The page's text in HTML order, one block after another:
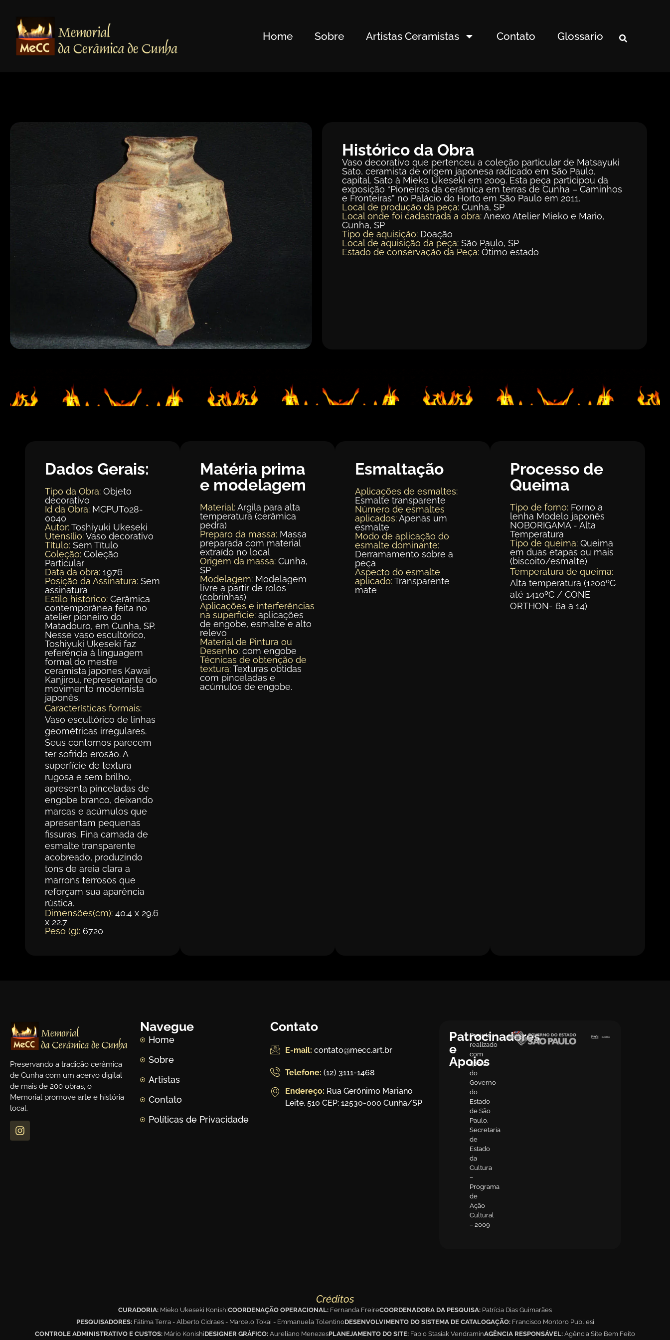
Home Sobre Artistas Ceramistas Contato Glossario
Histórico da Obra
Vaso decorativo que pertenceu a coleção particular de Matsayuki
Sato, ceramista de origem japonesa radicado em São Paulo,
capital. Sato à Mieko Ukeseki em 2009. Esta peça participou da
exposição “Pioneiros da cerâmica em terras de Cunha – Caminhos
e Fronteiras” no Palácio do Horto em São Paulo em 2011.
Local de produção da peça:Cunha, SP
Local onde foi cadastrada a obra:Anexo Atelier Mieko e Mario,
Cunha, SP
Tipo de aquisição:Doação
Local de aquisição da peça:São Paulo, SP
Estado de conservação da Peça:Ótimo estado
Dados Gerais:
Tipo da Obra: Objeto
decorativo
Id da Obra: MCPUT028-
0040
Autor:Toshiyuki Ukeseki
Utensílio:Vaso decorativo
Título: Sem Título
Coleção: Coleção
Particular
Data da obra: 1976
Posição da Assinatura: Sem
assinatura
Estilo histórico: Cerâmica
contemporânea feita no
atelier pioneiro do
Matadouro, em Cunha, SP.
Nesse vaso escultórico,
Toshiyuki Ukeseki faz
referência à linguagem
formal do mestre
ceramista japones Kawai
Kanjirou, representante do
movimento modernista
japonês.
Características formais:
Vaso escultórico de linhas
geométricas irregulares.
Seus contornos parecem
ter sofrido erosão. A
superfície de textura
rugosa e sem brilho,
apresenta pinceladas de
engobe branco, deixando
marcas e acúmulos que
apresentam pequenas
fissuras. Fina camada de
esmalte transparente
acobreado, produzindo
tons de areia clara a
marrons terrosos que
reforçam sua aparência
rústica.
Dimensões(cm): 40.4 x 29.6
x 22.7
Peso (g): 6720
Matéria prima
e modelagem
Material:Argila para alta
temperatura (cerâmica
pedra)
Preparo da massa: Massa
preparada com material
extraído no local
Origem da massa: Cunha,
SP
Modelagem: Modelagem
livre a partir de rolos
(cobrinhas)
Aplicações e interferências
na superfície: aplicações
de engobe, esmalte e alto
relevo
Material de Pintura ou
Desenho: com engobe
Técnicas de obtenção de
textura:Texturas obtidas
com pinceladas e
acúmulos de engobe.
Esmaltação
Aplicações de esmaltes:
Esmalte transparente
Número de esmaltes
aplicados:Apenas um
esmalte
Modo de aplicação do
esmalte dominante:
Derramamento sobre a
peça
Aspecto do esmalte
aplicado:Transparente
mate
Processo de
Queima
Tipo de forno: Forno a
lenha Modelo japonês
NOBORIGAMA - Alta
Temperatura
Tipo de queima: Queima
em duas etapas ou mais
(biscoito/esmalte)
Temperatura de queima:
Alta temperatura (1200ºC
até 1410ºC / CONE
ORTHON- 6a a 14)
Preservando a tradição cerâmica
de Cunha com um acervo digital
de mais de 200 obras, o
Memorial promove arte e história
local.
Navegue
Home
Sobre
Artistas
Contato
Políticas de Privacidade
Contato
E-mail: contato@mecc.art.br
Telefone: (12) 3111-1468
Endereço: Rua Gerônimo Mariano
Leite, 510 CEP: 12530-000 Cunha/SP
Patrocinadores
e
Apoios
Projeto
realizado
com
apoio
do
Governo
do
Estado
de São
Paulo.
Secretaria
de
Estado
da
Cultura
–
Programa
de
Ação
Cultural
– 2009
Créditos
CURADORIA: Mieko Ukeseki KonishiCOORDENAÇÃO OPERACIONAL: Fernanda FreireCOORDENADORA DA PESQUISA: Patrícia Dias Guimarães
PESQUISADORES: Fátima Terra - Alberto Cidraes - Marcelo Tokai - Emmanuela TolentinoDESENVOLVIMENTO DO SISTEMA DE CATALOGAÇÃO: Francisco Montoro Publiesi
CONTROLE ADMINISTRATIVO E CUSTOS: Mário KonishiDESIGNER GRÁFICO: Aureliano MenezesPLANEJAMENTO DO SITE: Fabio Stasiak VendraminAGÊNCIA RESPONSÁVEL: Agência Site Bem Feito